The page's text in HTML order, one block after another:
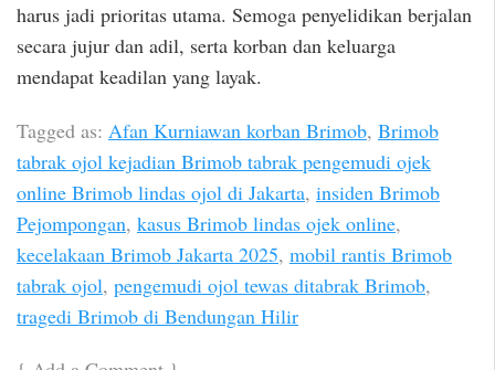
harus jadi prioritas utama. Semoga penyelidikan berjalan
secara jujur dan adil, serta korban dan keluarga
mendapat keadilan yang layak.
Tagged as: Afan Kurniawan korban Brimob, Brimob
tabrak ojol kejadian Brimob tabrak pengemudi ojek
online Brimob lindas ojol di Jakarta, insiden Brimob
Pejompongan, kasus Brimob lindas ojek online,
kecelakaan Brimob Jakarta 2025, mobil rantis Brimob
tabrak ojol, pengemudi ojol tewas ditabrak Brimob,
tragedi Brimob di Bendungan Hilir